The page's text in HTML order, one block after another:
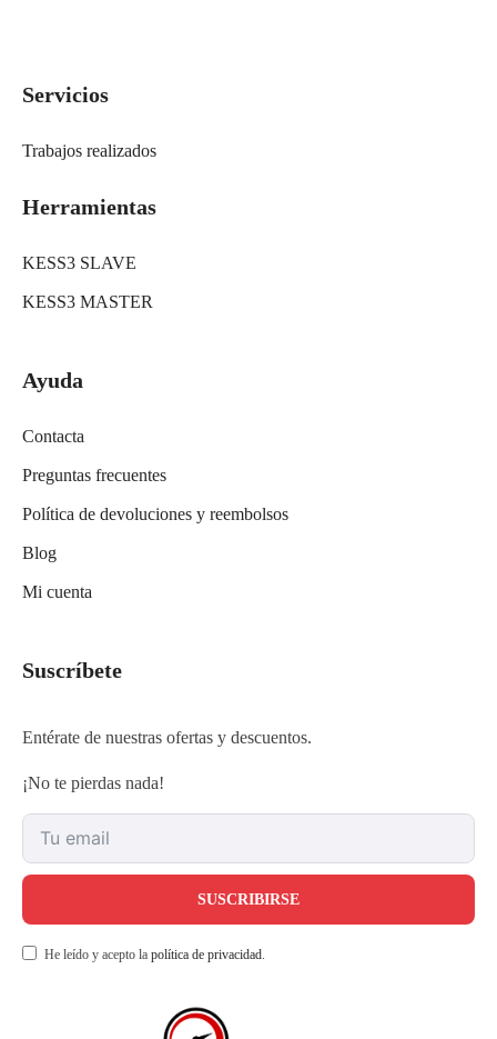
Servicios
Trabajos realizados
Herramientas
KESS3 SLAVE
KESS3 MASTER
Ayuda
Contacta
Preguntas frecuentes
Política de devoluciones y reembolsos
Blog
Mi cuenta
Suscríbete
Entérate de nuestras ofertas y descuentos.
¡No te pierdas nada!
SUSCRIBIRSE
He leído y acepto la política de privacidad